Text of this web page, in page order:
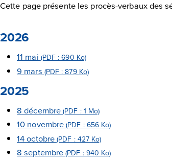
Cette page présente les procès-verbaux des
2026
11 mai (PDF : 690 Ko)
9 mars (PDF : 879 Ko)
2025
8 décembre(PDF : 1 Mo)
10 novembre(PDF : 656 Ko)
14 octobre(PDF : 427 Ko)
8 septembre(PDF : 940 Ko)